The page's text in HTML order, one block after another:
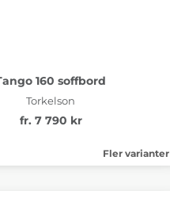
160 soffbord
Torkelson
fr. 7 790 kr
Fler varianter